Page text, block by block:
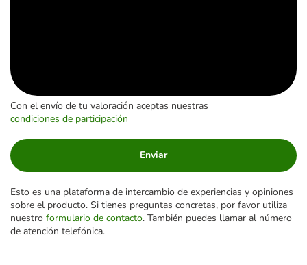
Con el envío de tu valoración aceptas nuestras
condiciones de participación
Enviar
Esto es una plataforma de intercambio de experiencias y opiniones
sobre el producto. Si tienes preguntas concretas, por favor utiliza
nuestro formulario de contacto. También puedes llamar al número
de atención telefónica.